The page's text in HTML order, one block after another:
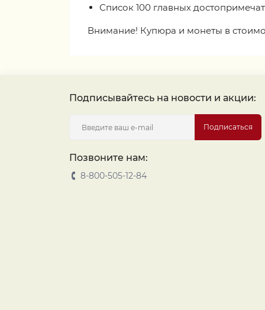
Список 100 главных
Внимание! Купюра и монеты в
Подписывайтесь на новости и акции:
Подписаться
Позвоните нам:
8-800-505-12-84